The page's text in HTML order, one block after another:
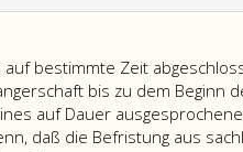
auf bestimmte Zeit
bis zu dem Beginn
auf Dauer
daß die Befristung aus